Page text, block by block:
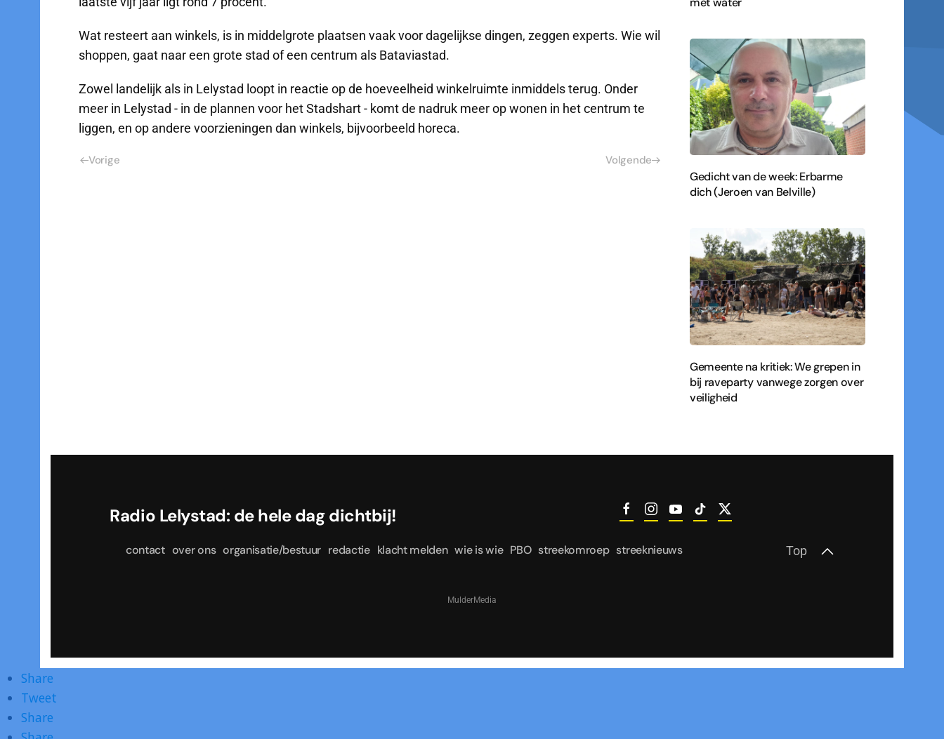
Wat resteert aan winkels, is in middelgrote plaatsen vaak voor dagelijkse dingen, zeggen experts. Wie wil
shoppen, gaat naar een grote stad of een centrum als Bataviastad.
Zowel landelijk als in Lelystad loopt in reactie op de hoeveelheid winkelruimte inmiddels terug. Onder
meer in Lelystad - in de plannen voor het Stadshart - komt de nadruk meer op wonen in het centrum te
liggen, en op andere voorzieningen dan winkels, bijvoorbeeld horeca.
Vorige Volgende
Gedicht van de week: Erbarme
dich (Jeroen van Belville)
Gemeente na kritiek: We grepen in
bij raveparty vanwege zorgen over
veiligheid
Radio Lelystad: de hele dag dichtbij!
contact over ons organisatie/bestuur redactie klacht melden wie is wie PBO streekomroep streeknieuws Top
MulderMedia
Share
Tweet
Share